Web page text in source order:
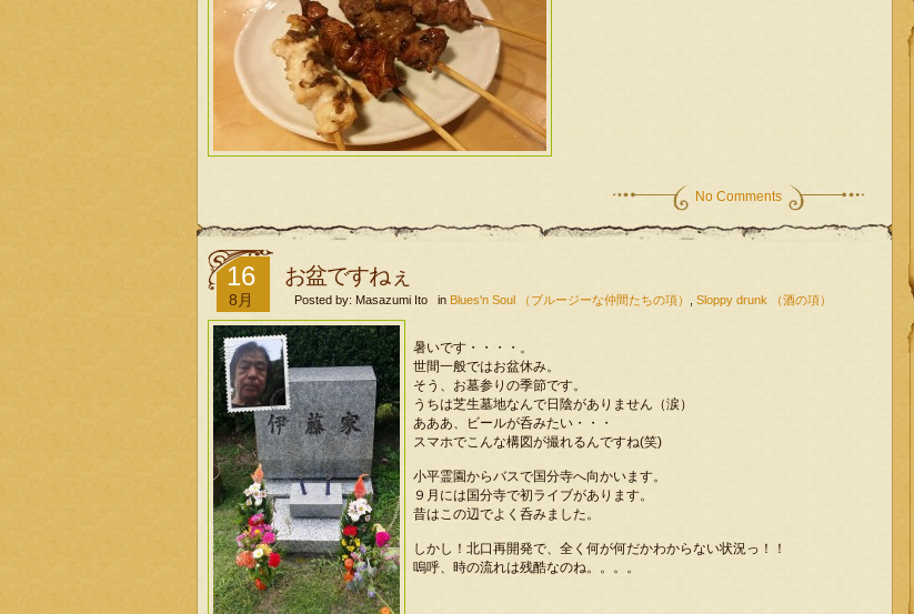
No Comments
16
8月
お盆ですねぇ
Posted by: Masazumi Ito in Blues'n Soul （ブルージーな仲間たちの項） Sloppy drunk （酒の項）
暑いです・・・・。
世間一般ではお盆休み。
そう、お墓参りの季節です。
うちは芝生墓地なんで日陰がありません（涙）
あああ、ビールが呑みたい・・・
スマホでこんな構図が撮れるんですね(笑)
小平霊園からバスで国分寺へ向かいます。
９月には国分寺で初ライブがあります。
昔はこの辺でよく呑みました。
しかし！北口再開発で、全く何が何だかわからない状況っ！！
嗚呼、時の流れは残酷なのね。。。。